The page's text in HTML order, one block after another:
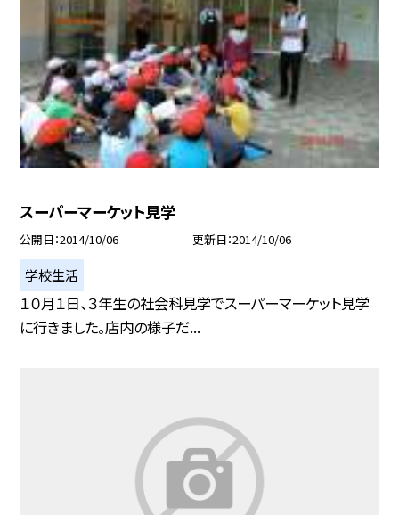
スーパーマーケット見学
公開日 2014/10/06 更新日 2014/10/06
学校生活
１０月１日、３年生の社会科見学でスーパーマーケット見学
に行きました。店内の様子だ...